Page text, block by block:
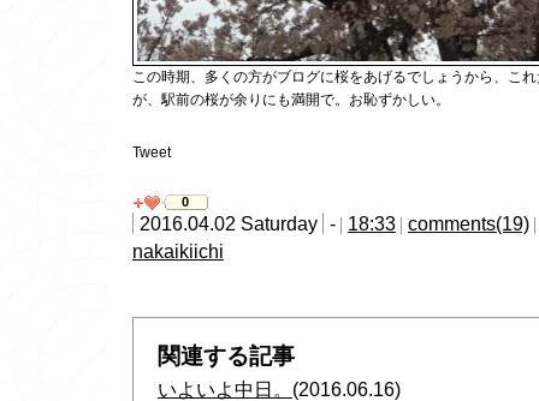
この時期、多くの方がブログに桜をあげるでしょうから、こ
が、駅前の桜が余りにも満開で。お恥ずかしい。
Tweet
0
2016.04.02 Saturday - 18:33 comments(19)
nakaikiichi
関連する記事
いよいよ中日。 (2016.06.16)